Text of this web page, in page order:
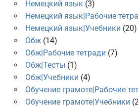
Немецкий язык(3)
Немецкий язык|Рабочие
Немецкий язык|Учебники (20)
Обж(14)
Обж|Рабочие тетради (7)
Обж|Тесты (1)
Обж|Учебники (4)
Обучение грамоте|Рабочие
Обучение грамоте|Учебники